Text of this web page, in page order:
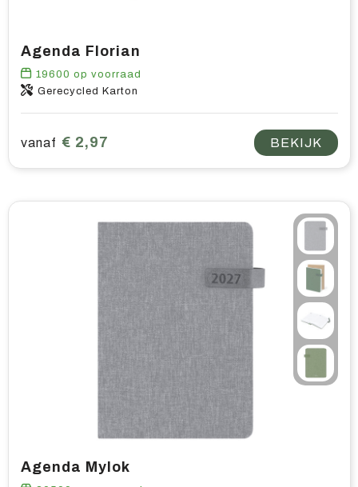
Agenda Florian
19600 op voorraad
Gerecycled Karton
vanaf € 2,97 BEKIJK
Agenda Mylok